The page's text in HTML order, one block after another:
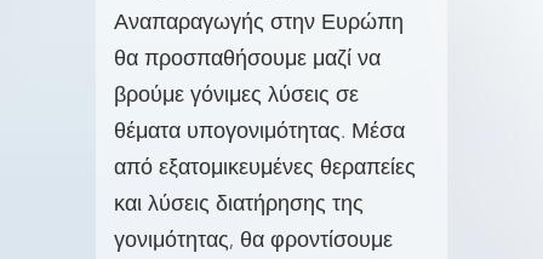
Αναπαραγωγής στην Ευρώπη
θα προσπαθήσουμε μαζί να
βρούμε γόνιμες λύσεις σε
θέματα υπογονιμότητας. Μέσα
από εξατομικευμένες θεραπείες
και λύσεις διατήρησης της
γονιμότητας, θα φροντίσουμε